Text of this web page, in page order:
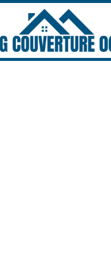
COUVREUR 06
Nos réalisations Nous